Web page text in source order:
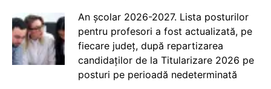
An școlar 2026-2027. Lista posturilor
pentru profesori a fost actualizată, pe
fiecare județ, după repartizarea
candidaților de la Titularizare 2026 pe
posturi pe perioadă nedeterminată